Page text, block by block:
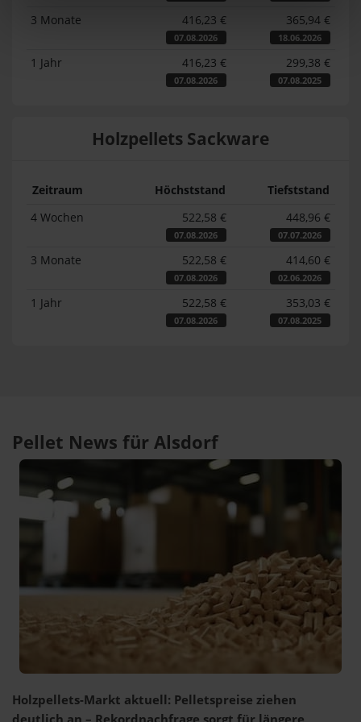
3 Monate 416,23 €
07.08.2026
365,94 €
18.06.2026
1 Jahr 416,23 €
07.08.2026
299,38 €
07.08.2025
Holzpellets Sackware
Zeitraum Höchststand
Tiefststand
4 Wochen
522,58 €
07.08.2026
448,96 €
07.07.2026
3 Monate 522,58 €
07.08.2026
414,60 €
02.06.2026
1 Jahr 522,58 €
07.08.2026
353,03 €
07.08.2025
Pellet News für Alsdorf
Holzpellets-Markt aktuell: Pelletspreise ziehen